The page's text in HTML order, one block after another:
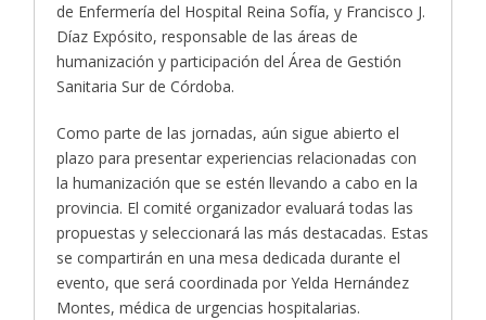
de Enfermería del Hospital Reina Sofía, y Francisco J.
Díaz Expósito, responsable de las áreas de
humanización y participación del Área de Gestión
Sanitaria Sur de Córdoba.
Como parte de las jornadas, aún sigue abierto el
plazo para presentar experiencias relacionadas con
la humanización que se estén llevando a cabo en la
provincia. El comité organizador evaluará todas las
propuestas y seleccionará las más destacadas. Estas
se compartirán en una mesa dedicada durante el
evento, que será coordinada por Yelda Hernández
Montes, médica de urgencias hospitalarias.